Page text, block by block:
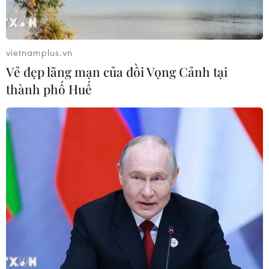
Israel mở rộng vai trò "bác sỹ hề" sau
xung đột, hỗ trợ phục hồi tâm lý
19/07/2026 07:17
Phía Nam châu Phi tăng cường phối
hợp ngăn chặn dịch Ebola
19/07/2026 01:03
Điều gì tạo nên niềm tin khi lựa chọn
dinh dưỡng đầu đời cho trẻ?
18/07/2026 01:00
vietnamplus.vn
Vẻ đẹp lãng mạn của đồi Vọng Cảnh tại
thành phố Huế